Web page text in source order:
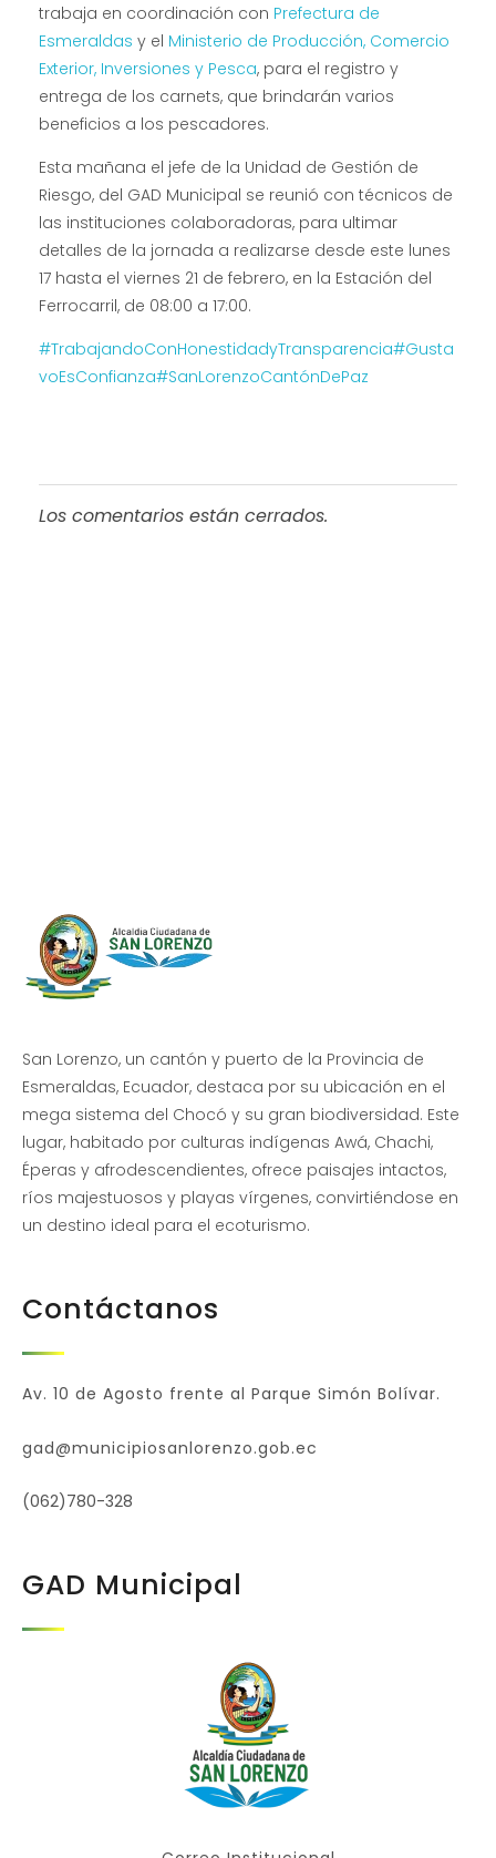
trabaja en coordinación con Prefectura de
Esmeraldas y el Ministerio de Producción, Comercio
Exterior, Inversiones y Pesca, para el registro y
entrega de los carnets, que brindarán varios
beneficios a los pescadores.
Esta mañana el jefe de la Unidad de Gestión de
Riesgo, del GAD Municipal se reunió con técnicos de
las instituciones colaboradoras, para ultimar
detalles de la jornada a realizarse desde este lunes
17 hasta el viernes 21 de febrero, en la Estación del
Ferrocarril, de 08:00 a 17:00.
#TrabajandoConHonestidadyTransparencia#Gusta
voEsConfianza#SanLorenzoCantónDePaz
Los comentarios están cerrados.
San Lorenzo, un cantón y puerto de la Provincia de
Esmeraldas, Ecuador, destaca por su ubicación en el
mega sistema del Chocó y su gran biodiversidad. Este
lugar, habitado por culturas indígenas Awá, Chachi,
Éperas y afrodescendientes, ofrece paisajes intactos,
ríos majestuosos y playas vírgenes, convirtiéndose en
un destino ideal para el ecoturismo.
Contáctanos
Av. 10 de Agosto frente al Parque Simón Bolívar.
gad@municipiosanlorenzo.gob.ec
(062)780-328
GAD Municipal